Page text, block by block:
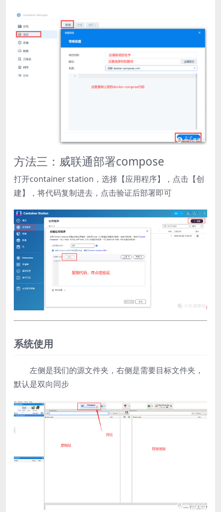
方法三：威联通部署compose
打开container station，选择【应用程序】，点击【创
建】，将代码复制进去，点击验证后部署即可
系统使用
左侧是我们的源文件夹，右侧是需要目标文件夹，
默认是双向同步